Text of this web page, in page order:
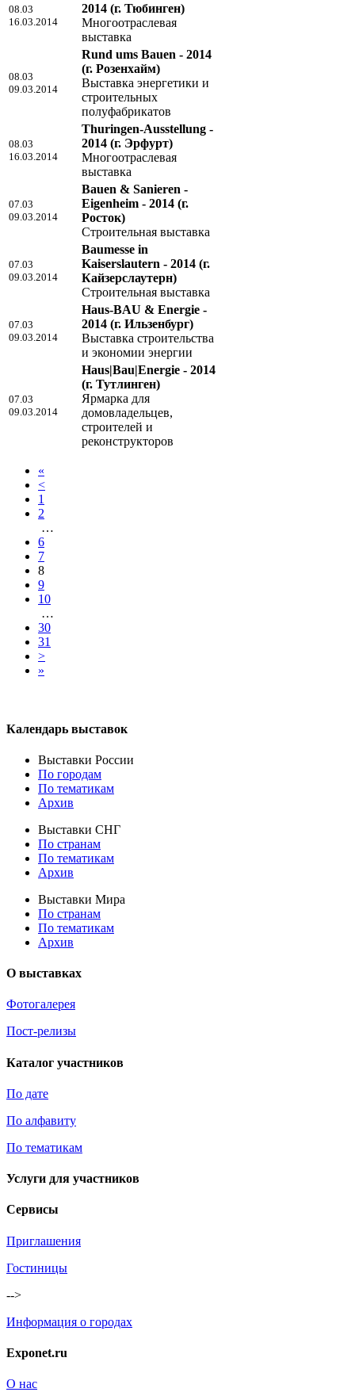
08.03
16.03.2014
2014 (г. Тюбинген)
Многоотраслевая
выставка
08.03
09.03.2014
Rund ums Bauen - 2014
(г. Розенхайм)
Выставка энергетики и
строительных
полуфабрикатов
08.03
16.03.2014
Thuringen-Ausstellung -
2014 (г. Эрфурт)
Многоотраслевая
выставка
07.03
09.03.2014
Bauen & Sanieren -
Eigenheim - 2014 (г.
Росток)
Строительная выставка
07.03
09.03.2014
Baumesse in
Kaiserslautern - 2014 (г.
Кайзерслаутерн)
Строительная выставка
07.03
09.03.2014
Haus-BAU & Energie -
2014 (г. Ильзенбург)
Выставка строительства
и экономии энергии
07.03
09.03.2014
Haus|Bau|Energie - 2014
(г. Тутлинген)
Ярмарка для
домовладельцев,
строителей и
реконструкторов
«
<
1
2
…
6
7
8
9
10
…
30
31
>
»
Календарь выставок
Выставки России
По городам
По тематикам
Архив
Выставки СНГ
По странам
По тематикам
Архив
Выставки Мира
По странам
По тематикам
Архив
О выставках
Фотогалерея
Пост-релизы
Каталог участников
По дате
По алфавиту
По тематикам
Услуги для участников
Сервисы
Приглашения
Гостиницы
-->
Информация о городах
Exponet.ru
О нас